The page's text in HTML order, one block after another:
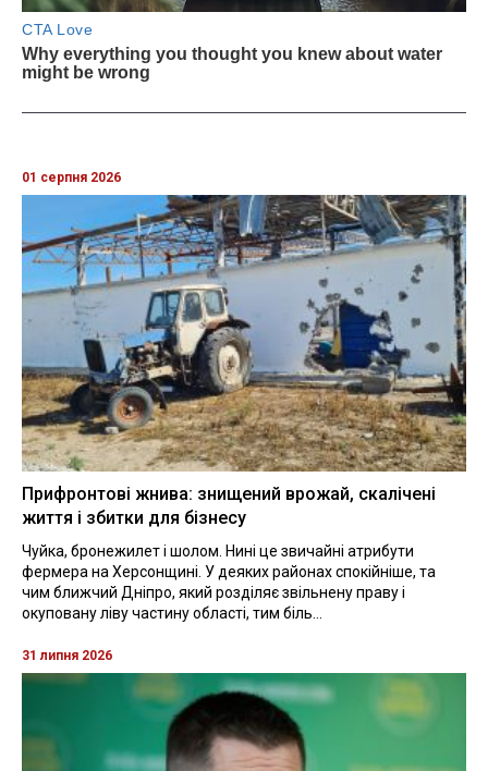
01 серпня 2026
Прифронтові жнива: знищений врожай, скалічені
життя і збитки для бізнесу
Чуйка, бронежилет і шолом. Нині це звичайні атрибути
фермера на Херсонщині. У деяких районах спокійніше, та
чим ближчий Дніпро, який розділяє звільнену праву і
окуповану ліву частину області, тим біль...
31 липня 2026